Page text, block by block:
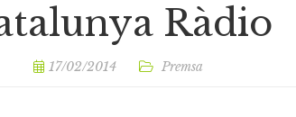
Ràdio
17/02/2014 Premsa